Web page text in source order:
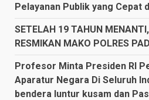
Pelayanan Publik yang Cepat
SETELAH 19 TAHUN
RESMIKAN MAKO POLRES
Profesor Minta Presiden RI
Aparatur Negara Di Seluruh
bendera luntur kusam dan